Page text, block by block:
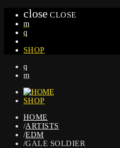
close CLOSE
SHOP
SHOP
HOME
/ARTISTS
/EDM
/GALE SOLDIER